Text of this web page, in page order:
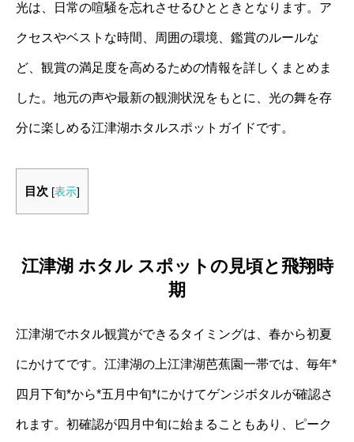
光は、日常の喧騒を忘れさせるひとときとなります。ア
クセスやベストな時間、周囲の環境、鑑賞のルールな
ど、観賞の満足度を高めるための情報を詳しくまとめま
した。地元の声や最新の観測状況をもとに、光の舞を存
分に楽しめる江津湖ホタルスポットガイドです。
目次 [表示]
江津湖 ホタル スポットの見頃と飛翔時
期
江津湖でホタル観賞ができるタイミングは、春から初夏
にかけてです。江津湖の上江津湖芭蕉園一帯では、毎年*
四月下旬*から*五月中旬*にかけてゲンジボタルが確認さ
れます。初確認が四月中旬に始まることもあり、ピーク